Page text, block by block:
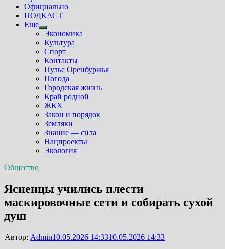
Официально
ПОДКАСТ
Еще
Show
sub
menu
Экономика
Культура
Спорт
Контакты
Пульс Оренбуржья
Погода
Городская жизнь
Край родной
ЖКХ
Закон и порядок
Земляки
Знание — сила
Нацпроекты
Экология
Общество
Ясненцы учились плести
маскировочные сети и собирать сухой
душ
Автор: Admin10.05.2026 14:3310.05.2026 14:33